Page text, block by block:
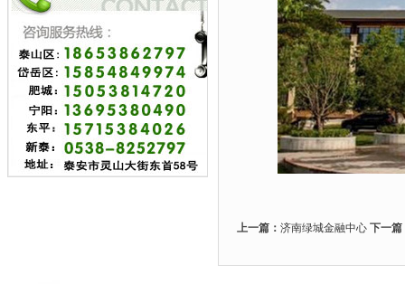
上一篇： 济南绿城金融中心 下一篇